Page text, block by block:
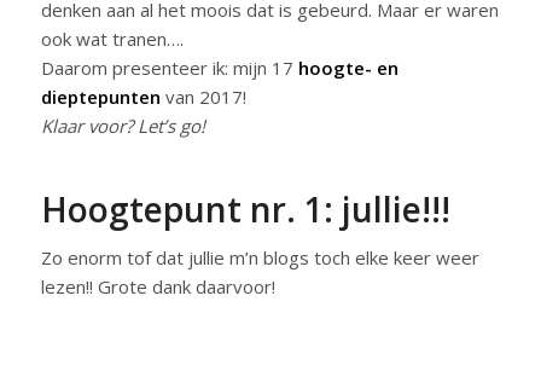
denken aan al het moois dat is gebeurd. Maar er waren
ook wat tranen….
Daarom presenteer ik: mijn 17 hoogte- en
dieptepunten van 2017!
Klaar voor? Let’s go!
Hoogtepunt nr. 1: jullie!!!
Zo enorm tof dat jullie m’n blogs toch elke keer weer
lezen!! Grote dank daarvoor!